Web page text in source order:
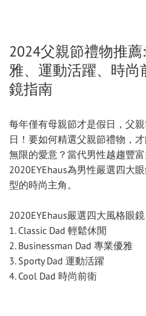
2024父親節禮物推
雅、運動活躍、時尚
鏡指南
每年僅有母親節才是假日，父
日！要如何精選父親節禮物，
無限的愛意？當代男性越趨豐
2020EYEhaus為男性嚴選四大
型的時尚主角。
2020EYEhaus嚴選四大風格眼鏡
1. Classic Dad 輕鬆休閒
2. Businessman Dad 專業優雅
3. Sporty Dad 運動活躍
4. Cool Dad 時尚前衛